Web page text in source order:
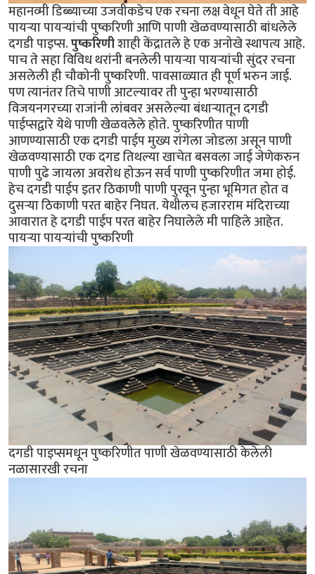
महानव्मी डिब्ब्याच्या उजवीकडेच एक रचना लक्ष वेधून घेते ती आहे
पायर्‍या पायर्‍यांची पुष्करिणी आणि पाणी खेळवण्यासाठी बांधलेले
दगडी पाइप्स.पुष्करिणीशाही केंद्रातले हे एक अनोखे स्थापत्य आहे.
पाच ते सहा विविध थरांनी बनलेली पायर्‍या पायर्‍यांची सुंदर रचना
असलेली ही चौकोनी पुष्करिणी. पावसाळ्यात ही पूर्ण भरुन जाई.
पण त्यानंतर तिचे पाणी आटल्यावर ती पुन्हा भरण्यासाठी
विजयनगरच्या राजांनी लांबवर असलेल्या बंधार्‍यातून दगडी
पाईप्सद्वारे येथे पाणी खेळवलेले होते. पुष्करिणीत पाणी
आणण्यासाठी एक दगडी पाईप मुख्य रांगेला जोडला असून पाणी
खेळवण्यासाठी एक दगड तिथल्या खाचेत बसवला जाई जेणेकरुन
पाणी पुढे जायला अवरोध होऊन सर्व पाणी पुष्करिणीत जमा होई.
हेच दगडी पाईप इतर ठिकाणी पाणी पुरवून पुन्हा भूमिगत होत व
दुसर्‍या ठिकाणी परत बाहेर निघत. येथीलच हजारराम मंदिराच्या
आवारात हे दगडी पाईप परत बाहेर निघालेले मी पाहिले आहेत.
पायर्‍या पायर्‍यांची पुष्करिणी
दगडी पाइप्समधून पुष्करिणीत पाणी खेळवण्यासाठी केलेली
नळासारखी रचना